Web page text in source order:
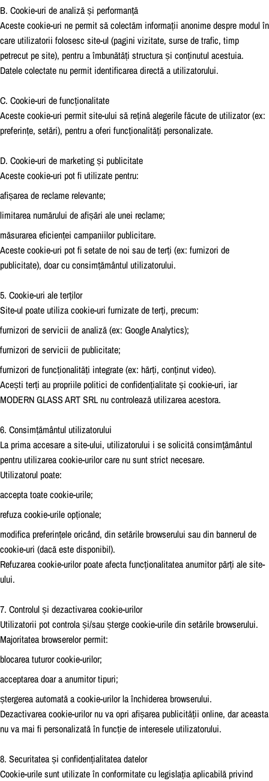
B. Cookie-uri de analiză și performanță
Aceste cookie-uri ne permit să colectăm informații anonime despre modul în
care utilizatorii folosesc site-ul (pagini vizitate, surse de trafic, timp
petrecut pe site), pentru a îmbunătăți structura și conținutul acestuia.
Datele colectate nu permit identificarea directă a utilizatorului.
C. Cookie-uri de funcționalitate
Aceste cookie-uri permit site-ului să rețină alegerile făcute de utilizator (ex:
preferințe, setări), pentru a oferi funcționalități personalizate.
D. Cookie-uri de marketing și publicitate
Aceste cookie-uri pot fi utilizate pentru:
afișarea de reclame relevante;
limitarea numărului de afișări ale unei reclame;
măsurarea eficienței campaniilor publicitare.
Aceste cookie-uri pot fi setate de noi sau de terți (ex: furnizori de
publicitate), doar cu consimțământul utilizatorului.
5. Cookie-uri ale terților
Site-ul poate utiliza cookie-uri furnizate de terți, precum:
furnizori de servicii de analiză (ex: Google Analytics);
furnizori de servicii de publicitate;
furnizori de funcționalități integrate (ex: hărți, conținut video).
Acești terți au propriile politici de confidențialitate și cookie-uri, iar
MODERN GLASS ART SRL nu controlează utilizarea acestora.
6. Consimțământul utilizatorului
La prima accesare a site-ului, utilizatorului i se solicită consimțământul
pentru utilizarea cookie-urilor care nu sunt strict necesare.
Utilizatorul poate:
accepta toate cookie-urile;
refuza cookie-urile opționale;
modifica preferințele oricând, din setările browserului sau din bannerul de
cookie-uri (dacă este disponibil).
Refuzarea cookie-urilor poate afecta funcționalitatea anumitor părți ale site-
ului.
7. Controlul și dezactivarea cookie-urilor
Utilizatorii pot controla și/sau șterge cookie-urile din setările browserului.
Majoritatea browserelor permit:
blocarea tuturor cookie-urilor;
acceptarea doar a anumitor tipuri;
ștergerea automată a cookie-urilor la închiderea browserului.
Dezactivarea cookie-urilor nu va opri afișarea publicității online, dar aceasta
nu va mai fi personalizată în funcție de interesele utilizatorului.
8. Securitatea și confidențialitatea datelor
Cookie-urile sunt utilizate în conformitate cu legislația aplicabilă privind